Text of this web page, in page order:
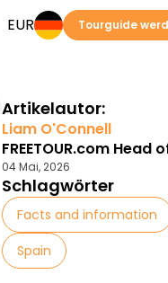
EUR Tourguide
Artikelautor:
Liam O'Connell
FREETOUR.com
04 Mai, 2026
Schlagwörter
Facts and information
Spain